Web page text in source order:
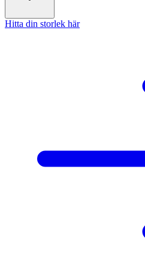
Hitta din storlek här